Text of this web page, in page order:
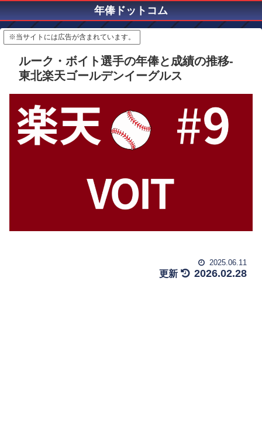
年俸ドットコム
※当サイトには広告が含まれています。
ルーク・ボイト選手の年俸と成績の推移-
東北楽天ゴールデンイーグルス
2025.06.11
2026.02.28